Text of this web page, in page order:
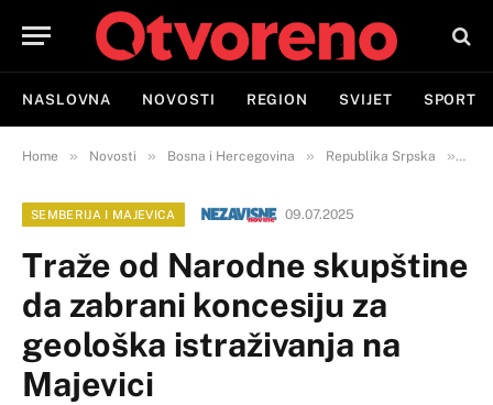
NASLOVNA NOVOSTI REGION SVIJET SPORT
Home » Novosti » Bosna i Hercegovina » Republika Srpska »
SEMBERIJA I MAJEVICA 09.07.2025
Traže od Narodne skupštine
da zabrani koncesiju za
geološka istraživanja na
Majevici